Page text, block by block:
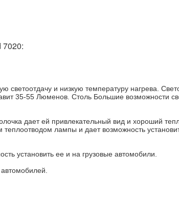
7020:
светоотдачу и низкую температуру нагрева.
35-55 Люменов. Столь Большие возможности
дает ей привлекательный вид и хороший
лампы и дает возможность
установить ее и на грузовые автомобили.